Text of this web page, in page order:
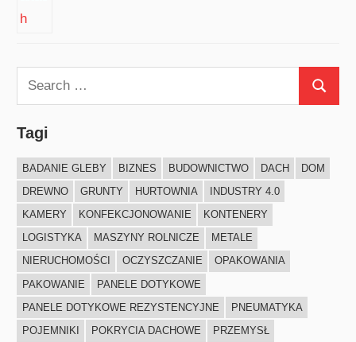
Search
for:
Search
Tagi
BADANIE GLEBY BIZNES BUDOWNICTWO DACH
DOM
DREWNO
GRUNTY HURTOWNIA
INDUSTRY 4.0
KAMERY
KONFEKCJONOWANIE
KONTENERY
LOGISTYKA
MASZYNY ROLNICZE
METALE
NIERUCHOMOŚCI
OCZYSZCZANIE
OPAKOWANIA
PAKOWANIE
PANELE DOTYKOWE
PANELE DOTYKOWE REZYSTENCYJNE
PNEUMATYKA
POJEMNIKI
POKRYCIA DACHOWE
PRZEMYSŁ